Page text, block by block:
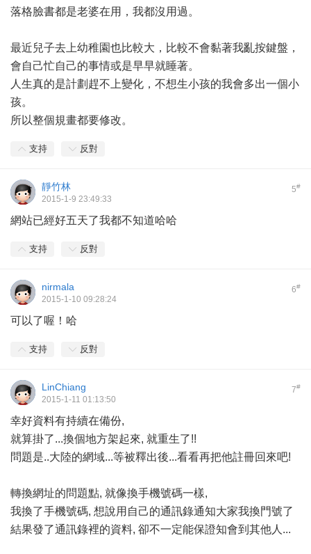
落格臉書都是老婆在用，我都沒用過。
最近兒子去上幼稚園也比較大，比較不會黏著我亂按鍵盤，
會自己忙自己的事情或是早早就睡著。
人生真的是計劃趕不上變化，不想生小孩的我會多出一個小
孩。
所以整個規畫都要修改。
支持 反對
5#
靜竹林
2015-1-9 23:49:33
網站已經好五天了我都不知道哈哈
支持 反對
6#
nirmala
2015-1-10 09:28:24
可以了喔！哈
支持 反對
7#
LinChiang
2015-1-11 01:13:50
幸好資料有持續在備份,
就算掛了...換個地方架起來, 就重生了!!
問題是..大陸的網域...等被釋出後...看看再把他註冊回來吧!
轉換網址的問題點, 就像換手機號碼一樣,
我換了手機號碼, 想說用自己的通訊錄通知大家我換門號了
結果發了通訊錄裡的資料, 卻不一定能保證知會到其他人...